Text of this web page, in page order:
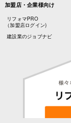
加盟店・企業様向け
リフォマPRO
（加盟店ログイン)
建設業のジョブナビ